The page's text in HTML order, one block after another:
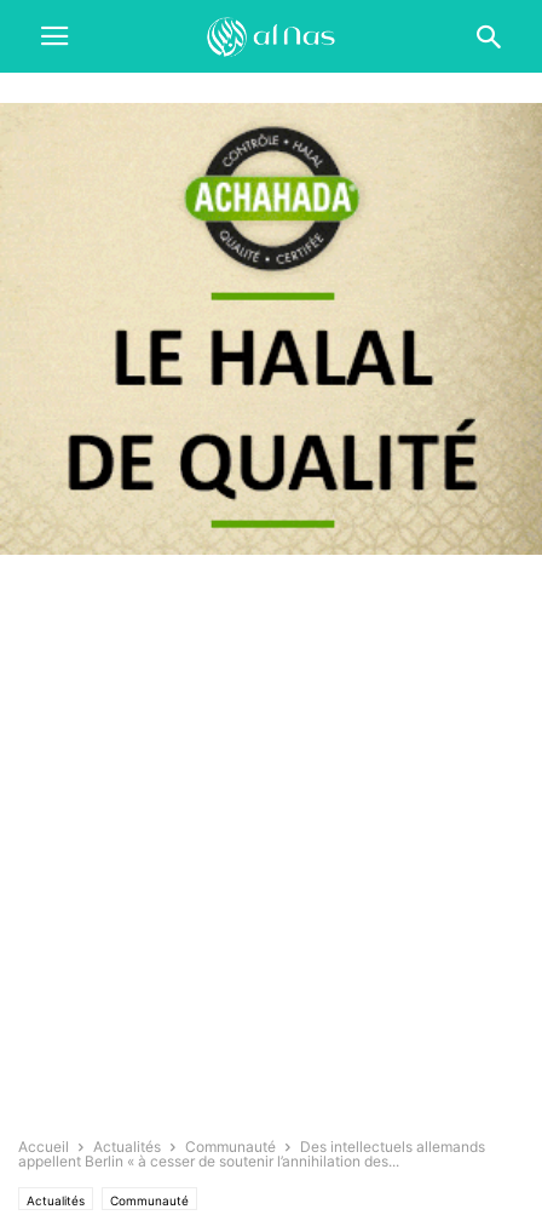
Accueil Actualités Communauté
Des intellectuels allemands
appellent Berlin « à cesser de soutenir l’annihilation des...
Actualités Communauté